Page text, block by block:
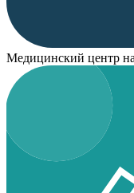
Медицинский центр